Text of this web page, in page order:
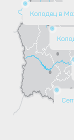
Колодец в